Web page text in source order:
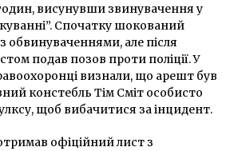
висунувши звинувачення у
Спочатку шокований
обвинуваченнями, але після
подав позов проти поліції. У
визнали, що арешт був
констебль Тім Сміт особисто
щоб вибачитися за інцидент.
офіційний лист з